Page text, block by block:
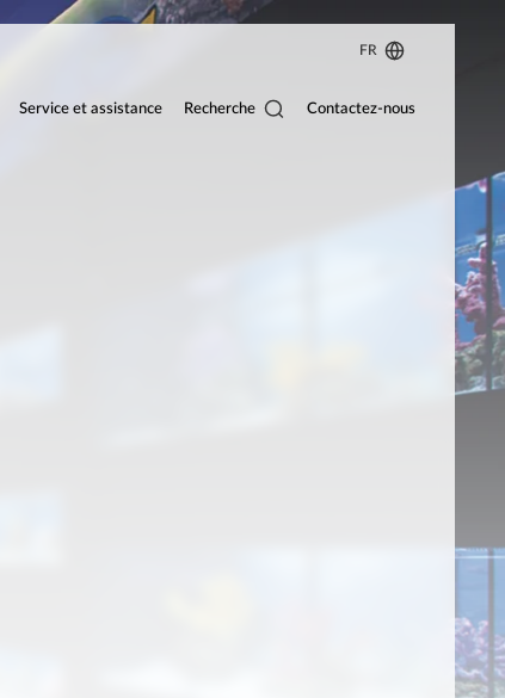
FR
Service et assistance Recherche Contactez-nous